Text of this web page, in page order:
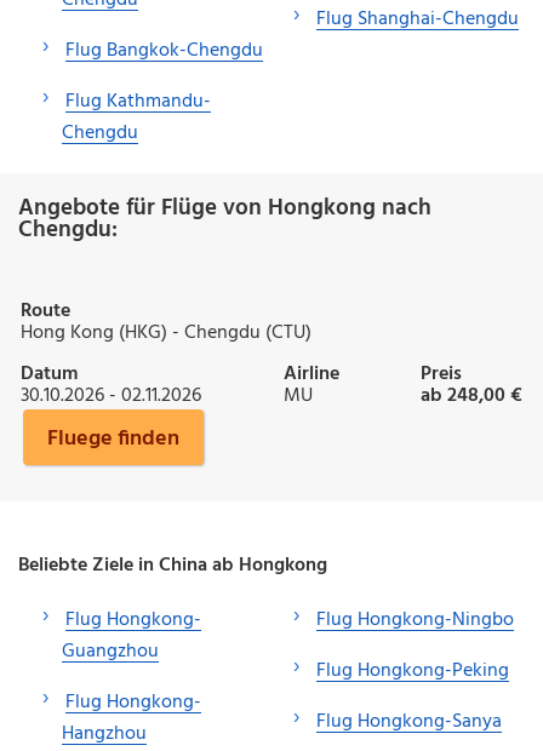
Flug Bangkok-Chengdu
Flug Kathmandu-
Chengdu
Flug Shanghai-Chengdu
Angebote für Flüge von Hongkong nach
Chengdu:
Route
Hong Kong (HKG) - Chengdu (CTU)
Datum
30.10.2026 - 02.11.2026
Airline
MU
Preis
ab 248,00 €
Fluege finden
Beliebte Ziele in China ab Hongkong
Flug Hongkong-
Guangzhou
Flug Hongkong-
Hangzhou
Flug Hongkong-Ningbo
Flug Hongkong-Peking
Flug Hongkong-Sanya